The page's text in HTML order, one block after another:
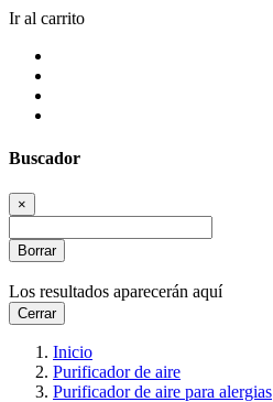
Ir al carrito
Buscador
×
Borrar
Los resultados aparecerán aquí
Cerrar
Inicio
Purificador de aire
Purificador de aire para alergias